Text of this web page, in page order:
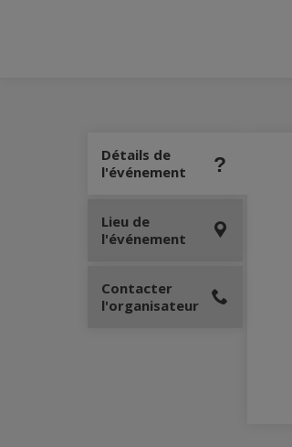
Détails de
l'événement
Lieu de
l'événement
Contacter
l'organisateur